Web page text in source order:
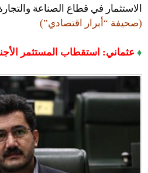
الاستثمار في قطاع الصناعة
(صحيفة “أبرار اقتصادي”)
♦ عثماني: استقطاب المستثمر